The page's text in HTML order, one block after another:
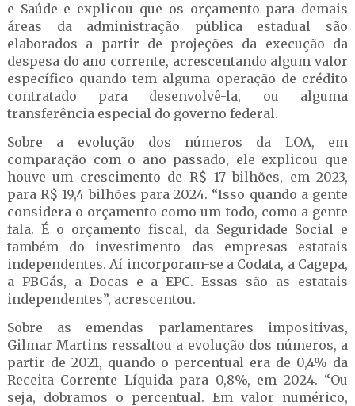
e Saúde e explicou que os orçamento para demais
áreas da administração pública estadual são
elaborados a partir de projeções da execução da
despesa do ano corrente, acrescentando algum valor
específico quando tem alguma operação de crédito
contratado para desenvolvê-la, ou alguma
transferência especial do governo federal.
Sobre a evolução dos números da LOA, em
comparação com o ano passado, ele explicou que
houve um crescimento de R$ 17 bilhões, em 2023,
para R$ 19,4 bilhões para 2024. “Isso quando a gente
considera o orçamento como um todo, como a gente
fala. É o orçamento fiscal, da Seguridade Social e
também do investimento das empresas estatais
independentes. Aí incorporam-se a Codata, a Cagepa,
a PBGás, a Docas e a EPC. Essas são as estatais
independentes”, acrescentou.
Sobre as emendas parlamentares impositivas,
Gilmar Martins ressaltou a evolução dos números, a
partir de 2021, quando o percentual era de 0,4% da
Receita Corrente Líquida para 0,8%, em 2024. “Ou
seja, dobramos o percentual. Em valor numérico,